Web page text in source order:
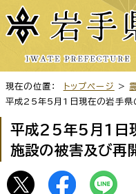
現在の位置： トップページ >
平成25年5月1日現在の岩手県
平成25年5月1日
施設の被害及び再